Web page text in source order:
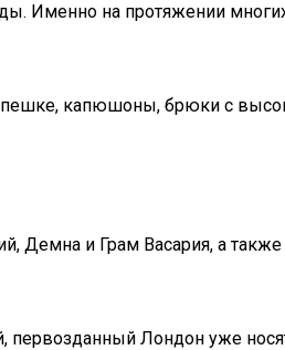
Именно на протяжении
капюшоны, брюки с
Демна и Грам Васария, а также
первозданный Лондон уже